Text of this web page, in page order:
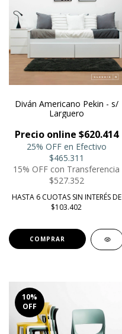
Diván Americano Pekin - s/
Larguero
Precio online $620.414
25% OFF en Efectivo
$465.311
15% OFF con Transferencia
$527.352
HASTA 6 CUOTAS SIN INTERÉS DE
$103.402
COMPRAR
10%
OFF